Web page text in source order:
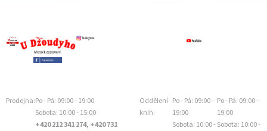
Prodejna:Po - Pá: 09:00 - 19:00
Sobota: 10:00 - 15:00
+420 212 341 274, +420 731
Oddělení
knih:
Po - Pá: 09:00 -
19:00
Sobota: 10:00 -
Po - Pá: 09:00 -
19:00
Sobota: 10:00 -